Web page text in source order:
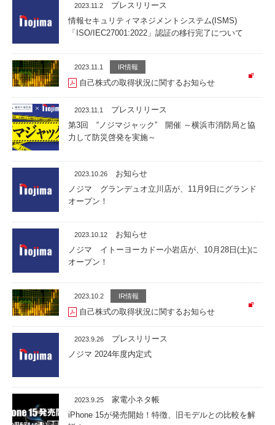
2023.11.2
プレスリリース
情報セキュリティマネジメントシステム(ISMS)
「ISO/IEC27001:2022」認証の移行完了について
2023.11.1 IR情報
自己株式の取得状況に関するお知らせ
2023.11.1
プレスリリース
第3回 “ノジマジャック” 開催 ～横浜市消防局と協
力して防災啓発を実施～
2023.10.26
お知らせ
ノジマ グランデュオ立川店が、11月9日にグランド
オープン！
2023.10.12
お知らせ
ノジマ イトーヨーカドー小岩店が、10月28日(土)に
オープン！
2023.10.2 IR情報
自己株式の取得状況に関するお知らせ
2023.9.26
プレスリリース
ノジマ 2024年度内定式
2023.9.25
家電小ネタ帳
iPhone 15が発売開始！特徴、旧モデルとの比較を解